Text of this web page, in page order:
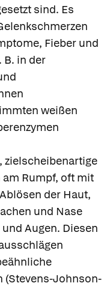
sind. Es
Fieber und
B. in der
weißen
zielscheibenartige
Rumpf, oft mit
der Haut,
und Nase
Augen. Diesen
(Stevens-Johnson-